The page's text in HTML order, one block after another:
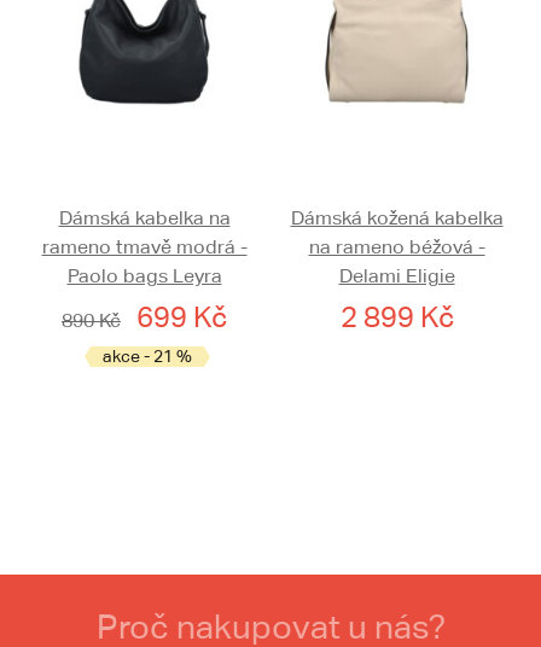
Dámská kabelka na
rameno tmavě modrá -
Paolo bags Leyra
890 Kč
699 Kč
akce - 21 %
Dámská kožená kabelka
na rameno béžová -
Delami Eligie
2 899 Kč
Proč nakupovat u nás?